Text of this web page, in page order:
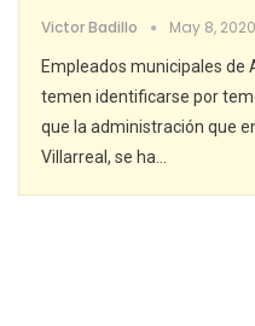
Victor Badillo May 8, 2020
Empleados municipales de
temen identificarse por
que la administración que
Villarreal, se ha